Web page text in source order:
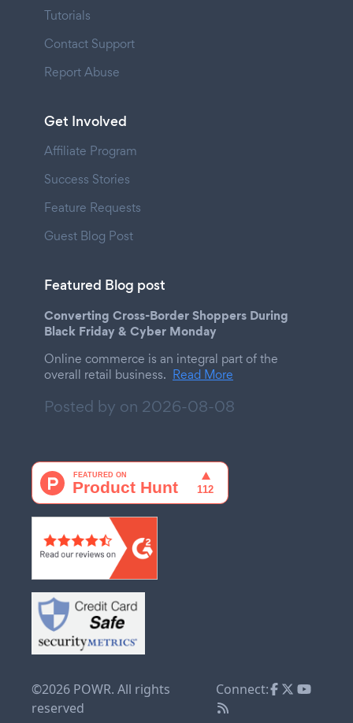
Tutorials
Contact Support
Report Abuse
Get Involved
Affiliate Program
Success Stories
Feature Requests
Guest Blog Post
Featured Blog post
Converting Cross-Border Shoppers During
Black Friday & Cyber Monday
Online commerce is an integral part of the
overall retail business. Read More
Posted by on 2026-08-08
©2026 POWR. All rights
reserved
Connect: